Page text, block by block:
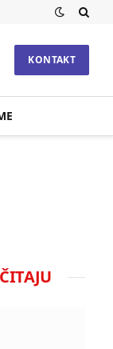
KONTAKT